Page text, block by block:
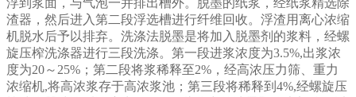
浮到浆面，与气泡一并排出槽外。脱墨的纸浆，经纸浆精选除
渣器，然后进入第二段浮选槽进行纤维回收。浮渣用离心浓缩
机脱水后予以排弃。洗涤法脱墨是将加入脱墨剂的浆料，经螺
旋压榨洗涤器进行三段洗涤。第一段进浆浓度为3.5%,出浆浓
度为20～25%；第二段将浆稀释至2%，经高浓压力筛、重力
浓缩机,将高浓浆存于高浓浆池；第三段将稀释到4%,经螺旋压